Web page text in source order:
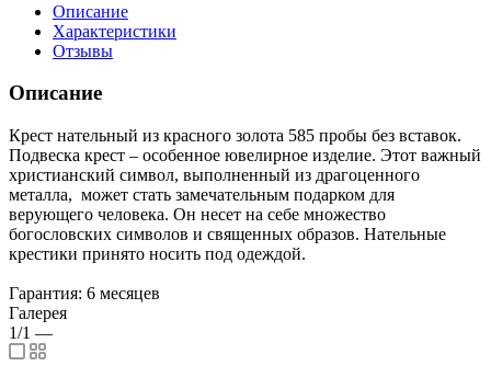
Описание
Характеристики
Отзывы
Описание
Крест нательный из красного золота 585 пробы без вставок.
Подвеска крест – особенное ювелирное изделие. Этот важный
христианский символ, выполненный из драгоценного
металла, может стать замечательным подарком для
верующего человека. Он несет на себе множество
богословских символов и священных образов. Нательные
крестики принято носить под одеждой.
Гарантия: 6 месяцев
Галерея
1/1 —